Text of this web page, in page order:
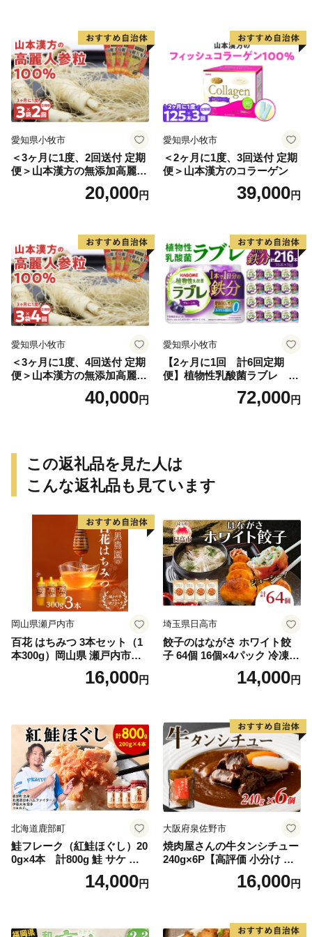
人気 新春 迎春おせち 定番お
せち 本格おせち 洋風おせち
縁起物おせち 12月31日 お届
け お正月 お取り寄せ
人気 新春 迎春おせち 定番お
せち 本格おせち 和風おせち
縁起物おせち 12月31日 お届
け お正月 お取り寄せ
愛知県小牧市
＜3ヶ月に1度、2回送付 定期
便＞山本漢方の無添加高麗人
20,000円
愛知県小牧市
＜2ヶ月に1度、3回送付 定期
便＞山本漢方のコラーゲン
39,000円
愛知県小牧市
＜3ヶ月に1度、4回送付 定期
便＞山本漢方の無添加高麗人
40,000円
愛知県小牧市
【2ヶ月に1回 計6回定期
便】植物性乳酸菌ラブレ 鉄
分36本（計216本） [052S07-
72,000円
この返礼品を見た人は
こんな返礼品も見ています
岡山県瀬戸内市
百花 はちみつ 3本セット（1
本300g）岡山県 瀬戸内市産
石黒農園 ヨーグルト パン 砂
糖の代わり 香り高い いい香
16,000円
埼玉県日高市
餃子のはながさ ホワイト餃
子 64個 16個×4パック 冷凍
中華 点心 B級グルメ ご当地
野菜 おつまみ おかず 簡単調
ー ギフト お取り寄せ 日高市
14,000円
北海道鹿部町
鮭フレーク（紅鮭ほぐし）20
0g×4本 計800g 鮭 サケ 鮭
ほぐし サケフレーク シャケ
フレーク 鮭フレーク14,000円
大阪府泉佐野市
焼肉屋さんの牛タンシチュー
240g×6P【高評価 小分け 惣
菜 牛たん 一人暮らし 冷凍】
16,000円